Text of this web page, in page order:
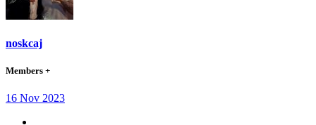
noskcaj
Members +
16 Nov 2023